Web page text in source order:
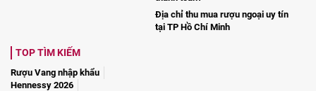
Địa chỉ thu mua rượu ngoại uy tín
tại TP Hồ Chí Minh
TOP TÌM KIẾM
Rượu Vang nhập khẩu
Hennessy 2026